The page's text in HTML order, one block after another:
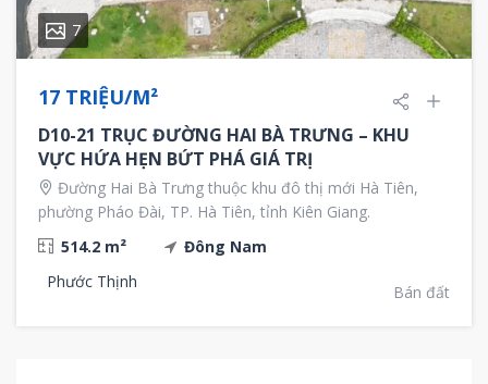
7
17 TRIỆU/M²
D10-21 TRỤC ĐƯỜNG HAI BÀ TRƯNG – KHU
VỰC HỨA HẸN BỨT PHÁ GIÁ TRỊ
Đường Hai Bà Trưng thuộc khu đô thị mới Hà Tiên,
phường Pháo Đài, TP. Hà Tiên, tỉnh Kiên Giang.
514.2 m²
Đông Nam
Phước Thịnh
Bán đất